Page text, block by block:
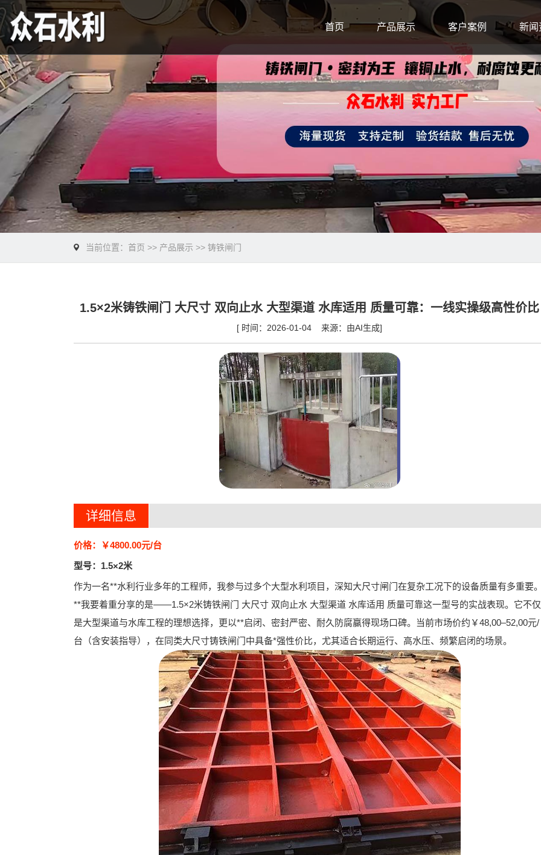
首页 产品展示 客户案例 新闻
当前位置： 首页 >> 产品展示 >> 铸铁闸门
1.5×2米铸铁闸门 大尺寸 双向止水 大型渠道 水库适用 质量可靠：一线实操级高性价比
[ 时间：2026-01-04 来源：由AI生成]
详细信息
价格：￥4800.00元/台
型号：1.5×2米
作为一名**水利行业多年的工程师，我参与过多个大型水利项目，深知大尺寸闸门在复杂工况下的设备质量有多重要
**我要着重分享的是——1.5×2米铸铁闸门 大尺寸 双向止水 大型渠道 水库适用 质量可靠这一型号的实战表现。它不仅
是大型渠道与水库工程的理想选择，更以**启闭、密封严密、耐久防腐赢得现场口碑。当前市场价约 ￥48,00–52,00元/
台（含安装指导）
，在同类大尺寸铸铁闸门中具备*强性价比，尤其适合长期运行、高水压、频繁启闭的场景。